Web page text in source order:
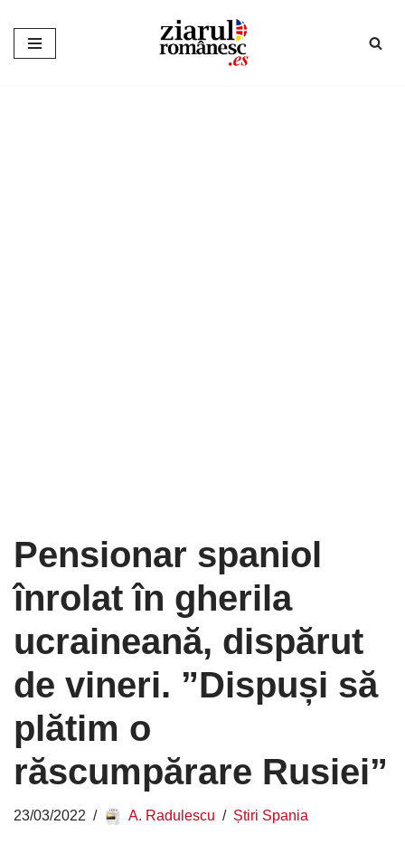
Sari
Pensionar spaniol
înrolat în gherila
ucraineană, dispărut
de vineri. ”Dispuși să
plătim o
răscumpărare Rusiei”
23/03/2022 A. Radulescu Știri Spania